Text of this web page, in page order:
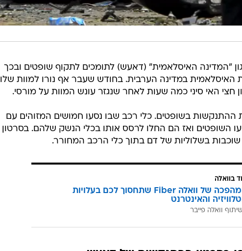
"המדינה האיסלאמית" (דאעש) לתומכים לתקוף שופטים ובכך
במדינה הערבית. בחודש שעבר אף נורו למוות
חצי האי סיני כמה שעות לאחר שנגזר עונש המוות על מורסי.
בשופטים. כלי רכב שבו נסעו חמושים המזוהים עם
השופטים ואז הם החלו לרסס אותו בכלי הנשק שלהם. בסרטון
בשלוליות של דם בתוך כלי הרכב המחורר.
בוואלה
המהפכה של וואלה Fiber שתחסוך לכם בעלויות
והאינטרנט
וואלה פייבר